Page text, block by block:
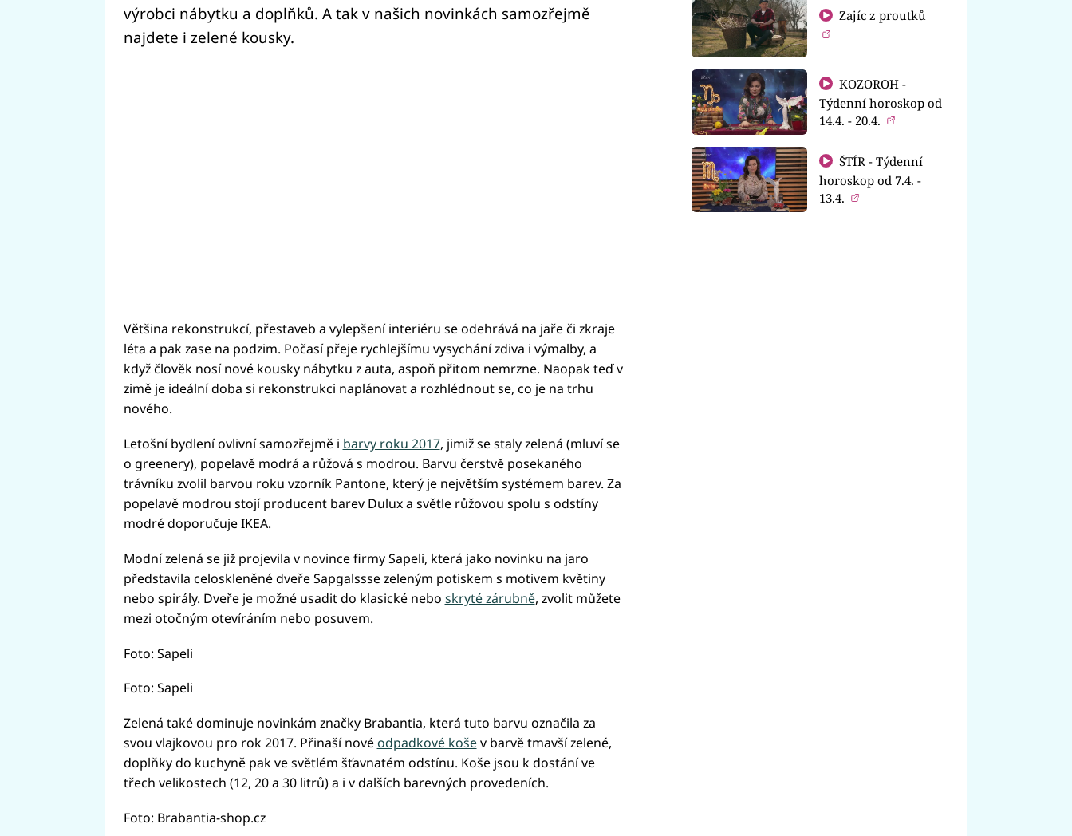
výrobci nábytku a doplňků. A tak v našich novinkách samozřejmě
najdete i zelené kousky.
Většina rekonstrukcí, přestaveb a vylepšení interiéru se odehrává na jaře či zkraje
léta a pak zase na podzim. Počasí přeje rychlejšímu vysychání zdiva i výmalby, a
když člověk nosí nové kousky nábytku z auta, aspoň přitom nemrzne. Naopak teď v
zimě je ideální doba si rekonstrukci naplánovat a rozhlédnout se, co je na trhu
nového.
Letošní bydlení ovlivní samozřejmě i barvy roku 2017, jimiž se staly zelená (mluví se
o greenery), popelavě modrá a růžová s modrou. Barvu čerstvě posekaného
trávníku zvolil barvou roku vzorník Pantone, který je největším systémem barev. Za
popelavě modrou stojí producent barev Dulux a světle růžovou spolu s odstíny
modré doporučuje IKEA.
Modní zelená se již projevila v novince firmy Sapeli, která jako novinku na jaro
představila celoskleněné dveře Sapgalssse zeleným potiskem s motivem květiny
nebo spirály. Dveře je možné usadit do klasické nebo skryté zárubně, zvolit můžete
mezi otočným otevíráním nebo posuvem.
Foto: Sapeli
Foto: Sapeli
Zelená také dominuje novinkám značky Brabantia, která tuto barvu označila za
svou vlajkovou pro rok 2017. Přinaší novéodpadkové košev barvě tmavší zelené,
doplňky do kuchyně pak ve světlém šťavnatém odstínu. Koše jsou k dostání ve
třech velikostech (12, 20 a 30 litrů) a i v dalších barevných provedeních.
Foto: Brabantia-shop.cz
Zajíc z proutků
KOZOROH -
Týdenní horoskop od
14.4. - 20.4.
ŠTÍR - Týdenní
horoskop od 7.4. -
13.4.